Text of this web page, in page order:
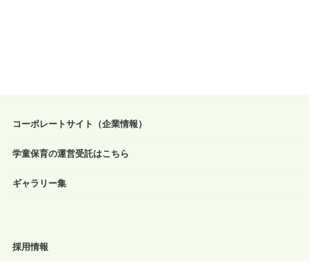
コーポレートサイト（企業情報）
学童保育の運営受託はこちら
ギャラリー集
採用情報